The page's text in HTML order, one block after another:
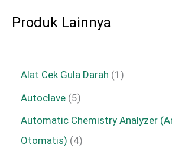
Produk Lainnya
Alat Cek Gula Darah 1
Autoclave 5
Automatic Chemistry Analyzer
Otomatis) 4